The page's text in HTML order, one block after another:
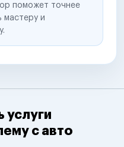
поможет точнее
мастеру и
услуги
с авто